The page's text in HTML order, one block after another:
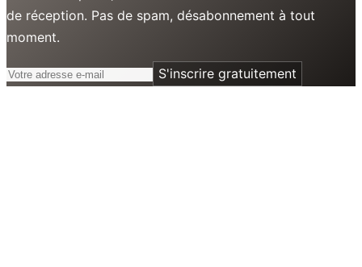
de réception. Pas de spam, désabonnement à tout
moment.
S'inscrire gratuitement